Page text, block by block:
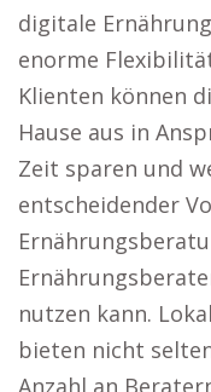
digitale
enorme
Klienten können
Hause aus in
Zeit sparen und
entscheidender
nutzen kann.
bieten nicht
Anzahl an